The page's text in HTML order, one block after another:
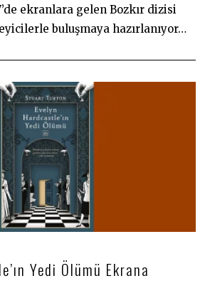
ekranlara gelen Bozkır dizisi
buluşmaya hazırlanıyor…
Yedi Ölümü Ekrana